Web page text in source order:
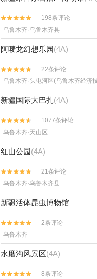


198条评论
乌鲁木齐·乌鲁木齐县
阿唛龙幻想乐园(4A)


22条评论
乌鲁木齐·头屯河区(乌鲁木齐经济
新疆国际大巴扎(4A)


1077条评论
乌鲁木齐·天山区
红山公园(4A)


21条评论
乌鲁木齐·乌鲁木齐县
新疆活体昆虫博物馆


2条评论
乌鲁木齐
水磨沟风景区(4A)

 8条评论